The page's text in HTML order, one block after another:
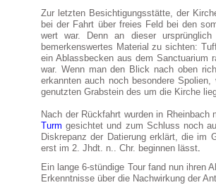
Zur letzten Besichtigungsstätte, der
bei der Fahrt über freies Feld bei den
wert war. Denn an dieser
bemerkenswertes Material zu sichten:
ein Ablassbecken aus dem Sanctuarium
war. Wenn man den Blick nach oben
erkannten auch noch besondere
genutzten Grabstein des um die Kirche
Nach der Rückfahrt wurden in
Turmgesichtet und zum Schluss noch
Diskrepanz der Datierung erklärt, die im
erst im 2. Jhdt. n.. Chr. beginnen lässt.
Ein lange 6-stündige Tour fand nun ihren
Erkenntnisse über die Nachwirkung der